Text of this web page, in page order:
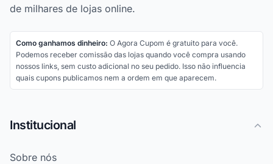
de milhares de lojas online.
Como ganhamos dinheiro: O Agora Cupom é gratuito para você.
Podemos receber comissão das lojas quando você compra usando
nossos links, sem custo adicional no seu pedido. Isso não influencia
quais cupons publicamos nem a ordem em que aparecem.
Institucional
Sobre nós